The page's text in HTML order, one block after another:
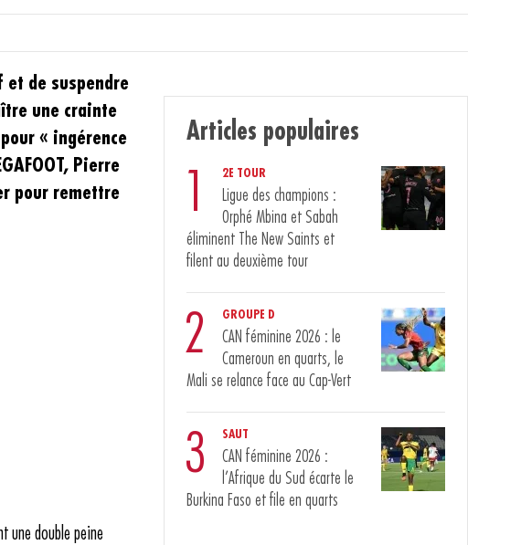
et de suspendre
une crainte
« ingérence
Pierre
pour remettre
une double peine
Articles populaires
2E TOUR
Ligue des champions :
Orphé Mbina et Sabah
éliminent The New Saints et
filent au deuxième tour
2 GROUPE D
CAN féminine 2026 : le
Cameroun en quarts, le
Mali se relance face au Cap-Vert
3 SAUT
CAN féminine 2026 :
l’Afrique du Sud écarte le
Burkina Faso et file en quarts